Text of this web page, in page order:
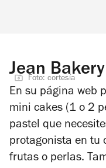
Jean Bakery
Foto: cortesía
En su página web
mini cakes (1 o 2
pastel que
protagonista en tu
frutas o perlas.